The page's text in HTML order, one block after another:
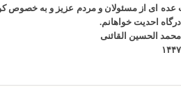
ای از مسئولان و مردم عزیز و به خصوص
احدیت خواهانم.
الحسین القائنی